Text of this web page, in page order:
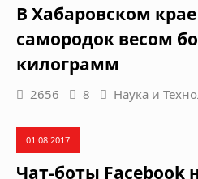
В Хабаровском
самородок весом
килограмм
2656 8 Наука и
01.08.2017
Чат-боты Facebook